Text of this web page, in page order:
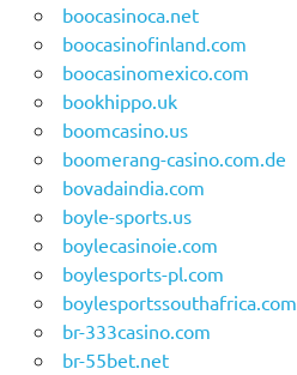
boocasinoca.net
boocasinofinland.com
boocasinomexico.com
bookhippo.uk
boomcasino.us
boomerang-casino.com.de
bovadaindia.com
boyle-sports.us
boylecasinoie.com
boylesports-pl.com
boylesportssouthafrica.com
br-333casino.com
br-55bet.net